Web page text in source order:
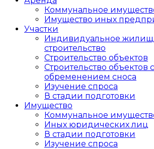
Коммунальное
Имущество иных
Участки
Индивидуальное
строительство
Строительство объектов
Cтроительство объектов с
обременением сноса
Изучение спроса
В стадии подготовки
Имущество
Коммунальное
Иных юридических лиц
В стадии подготовки
Изучение спроса